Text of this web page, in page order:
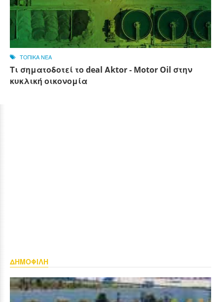
ΤΟΠΙΚΑ ΝΕΑ
Τι σηματοδοτεί το deal Αktor - Motor Oil στην
κυκλική οικονομία
ΔΗΜΟΦΙΛΗ